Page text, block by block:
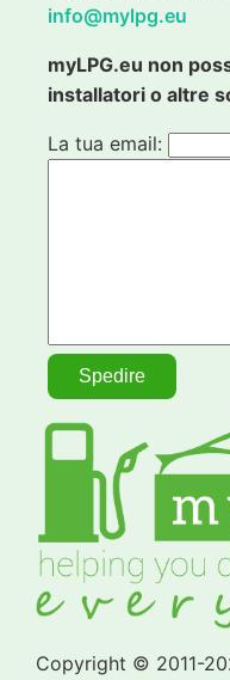
info@mylpg.eu
myLPG.eu non
installatori o altre
La tua email:
Copyright © 2011-